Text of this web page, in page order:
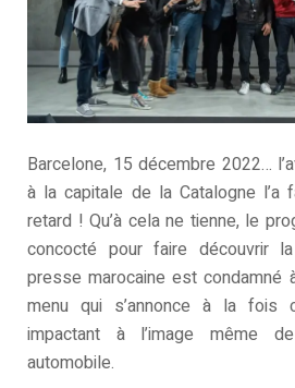
Barcelone, 15 décembre 2022…
à la capitale de la Catalogne l’a
retard ! Qu’à cela ne tienne, le
concocté pour faire découvrir
presse marocaine est condamné
menu qui s’annonce à la fois
impactant à l’image même
automobile.